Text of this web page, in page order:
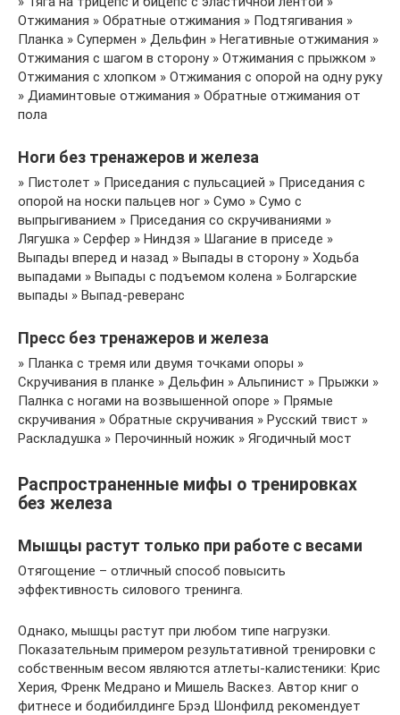
Отжимания » Обратные отжимания » Подтягивания »
Планка » Супермен » Дельфин » Негативные отжимания »
Отжимания с шагом в сторону » Отжимания с прыжком »
Отжимания с хлопком » Отжимания с опорой на одну руку
» Диаминтовые отжимания » Обратные отжимания от
пола
Ноги без тренажеров и железа
» Пистолет » Приседания с пульсацией » Приседания с
опорой на носки пальцев ног » Сумо » Сумо с
выпрыгиванием » Приседания со скручиваниями »
Лягушка » Серфер » Ниндзя » Шагание в приседе »
Выпады вперед и назад » Выпады в сторону » Ходьба
выпадами » Выпады с подъемом колена » Болгарские
выпады » Выпад-реверанс
Пресс без тренажеров и железа
» Планка с тремя или двумя точками опоры »
Скручивания в планке » Дельфин » Альпинист » Прыжки »
Палнка с ногами на возвышенной опоре » Прямые
скручивания » Обратные скручивания » Русский твист »
Раскладушка » Перочинный ножик » Ягодичный мост
Распространенные мифы о тренировках
без железа
Мышцы растут только при работе с весами
Отягощение – отличный способ повысить
эффективность силового тренинга.
Однако, мышцы растут при любом типе нагрузки.
Показательным примером результативной тренировки с
собственным весом являются атлеты-калистеники: Крис
Херия, Френк Медрано и Мишель Васкез. Автор книг о
фитнесе и бодибилдинге Брэд Шонфилд рекомендует